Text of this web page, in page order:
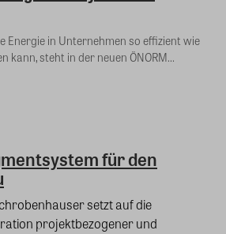
Energie in Unternehmen so effizient wie
kann, steht in der neuen ÖNORM...
für den
setzt auf die
projektbezogener und